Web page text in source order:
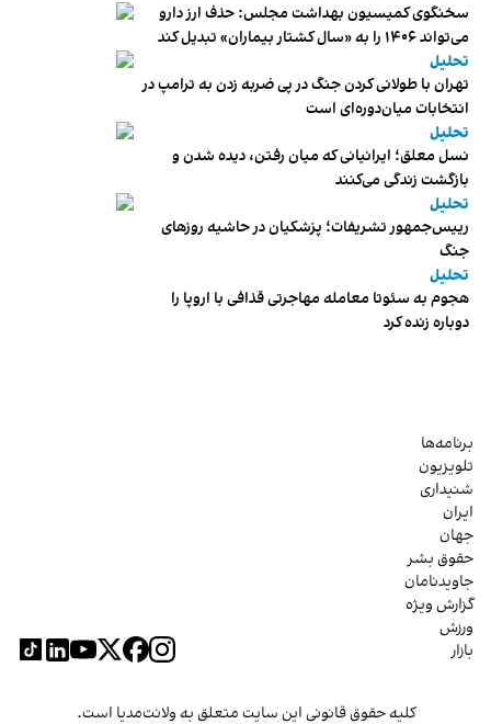
سخنگوی کمیسیون بهداشت مجلس: حذف ارز دارو
می‌تواند ۱۴۰۶ را به «سال کشتار بیماران» تبدیل کند
تحلیل
تهران با طولانی کردن جنگ در پی ضربه زدن به ترامپ در
انتخابات میان‌دوره‌ای است
تحلیل
نسل معلق؛ ایرانیانی که میان رفتن، دیده شدن و
بازگشت زندگی می‌کنند
تحلیل
رییس‌جمهور تشریفات؛ پزشکیان در حاشیه روزهای
جنگ
تحلیل
هجوم به سئوتا معامله مهاجرتی قذافی با اروپا را
دوباره زنده کرد
برنامه‌ها
تلویزیون
شنیداری
ایران
جهان
حقوق بشر
جاویدنامان
گزارش ویژه
ورزش
بازار
کلیه حقوق قانونی این سایت متعلق به ولانت‌مدیا است.